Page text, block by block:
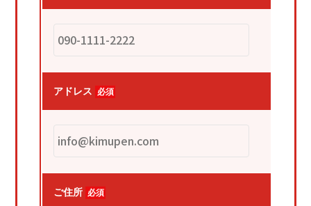
06-7410-5097
アドレス 必須
ご住所 必須